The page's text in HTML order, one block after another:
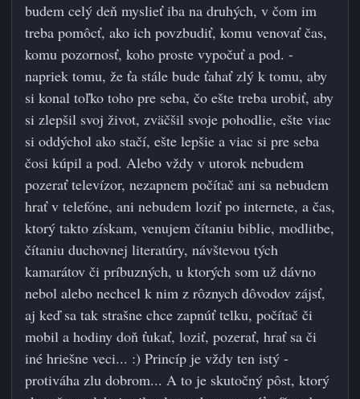
budem celý deň myslieť iba na druhých, v čom im
treba pomôcť, ako ich povzbudiť, komu venovať čas,
komu pozornosť, koho proste vypočuť a pod. -
napriek tomu, že ťa stále bude ťahať zlý k tomu, aby
si konal toľko toho pre seba, čo ešte treba urobiť, aby
si zlepšil svoj život, zväčšil svoje pohodlie, ešte viac
si oddýchol ako stačí, ešte lepšie a viac si pre seba
čosi kúpil a pod. Alebo vždy v utorok nebudem
pozerať televízor, nezapnem počítač ani sa nebudem
hrať v telefóne, ani nebudem loziť po internete, a čas,
ktorý takto získam, venujem čítaniu biblie, modlitbe,
čítaniu duchovnej literatúry, návštevou tých
kamarátov či príbuzných, u ktorých som už dávno
nebol alebo nechcel k nim z rôznych dôvodov zájsť,
aj keď sa tak strašne chce zapnúť telku, počítač či
mobil a hodiny doň ťukať, loziť, pozerať, hrať sa či
iné hriešne veci... :) Princíp je vždy ten istý -
protiváha zlu dobrom... A to je skutočný pôst, ktorý